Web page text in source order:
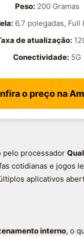
Peso:200 Gramas
6.7 polegadas, Full
de atualização:
Conectividade: 5G
o preço na
pelo processador
cotidianas e jogos
aplicativos
interno, o